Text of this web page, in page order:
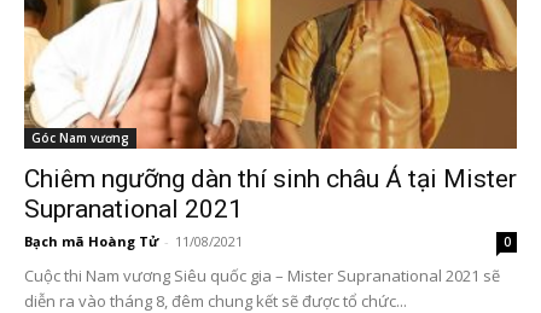
Góc Nam vương
Chiêm ngưỡng dàn thí sinh châu Á tại Mister
Supranational 2021
Bạch mã Hoàng Tử - 11/08/2021 0
Cuộc thi Nam vương Siêu quốc gia – Mister Supranational 2021 sẽ
diễn ra vào tháng 8, đêm chung kết sẽ được tổ chức...